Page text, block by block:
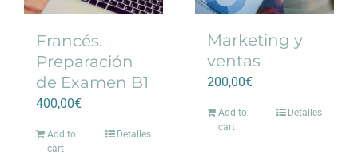
Francés.
Preparación
de Examen B1
400,00€
Add to
cart
Detalles
Marketing y
ventas
200,00€
Add to
cart
Detalles